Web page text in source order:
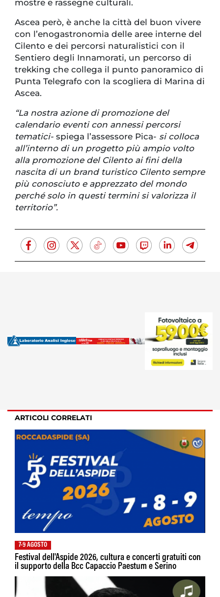
mostre e rassegne culturali.
Ascea però, è anche la città del buon vivere
con l’enogastronomia delle aree interne del
Cilento e dei percorsi naturalistici con il
Sentiero degli Innamorati, un percorso di
trekking che collega il punto panoramico di
Punta Telegrafo con la scogliera di Marina di
Ascea.
“La nostra azione di promozione del
calendario eventi con annessi percorsi
tematici- spiega l’assessore Pica- si colloca
all’interno di un progetto più ampio volto
alla promozione del Cilento ai fini della
nascita di un brand turistico Cilento sempre
più conosciuto e apprezzato del mondo
perché solo in questi termini si valorizza il
territorio”.
ARTICOLI CORRELATI
7-9 AGOSTO
Festival dell'Aspide 2026, cultura e concerti gratuiti con
il supporto della Bcc Capaccio Paestum e Serino